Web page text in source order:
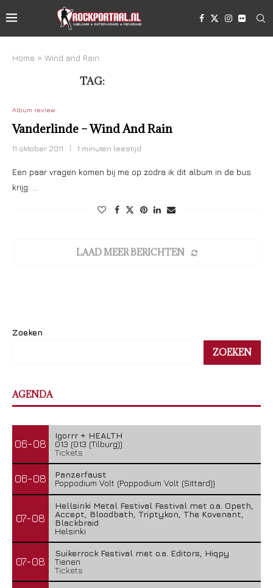
Home » Wind and Rain
TAG:
Album review
Vanderlinde – Wind And Rain
11 oktober 2011 1 minuten leestijd
Een paar vragen komen bij me op zodra ik dit album in de bus
krijg. …
LAAD MEER BERICHTEN
Zoeken
ZOEKEN
AGENDA
06-08
Igorrr + HEALTH
013 (013 (Tilburg))
Tickets
06-08
Panzerfaust
Poppodium Volt (Poppodium Volt (Sittard))
07-08
Hellsinki Metal Festival Festival met o.a. Opeth,
Accept, Bloodbath, Triptykon, The Kovenant,
Blackbraid
Helsinki
07-08
Suikerrock Festival met o.a. Editors, Hiqpy
Tienen
Tickets